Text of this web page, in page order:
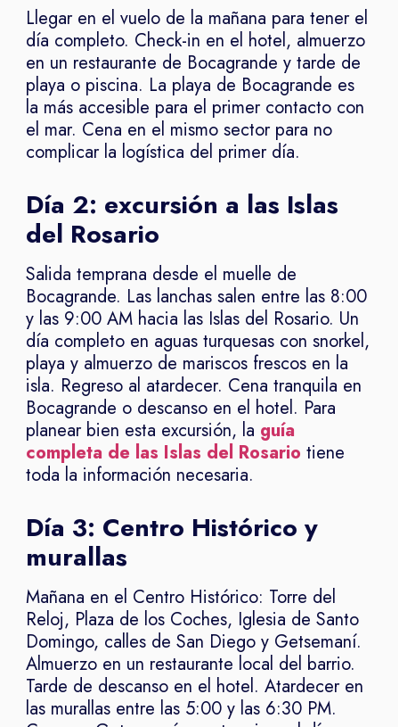
Llegar en el vuelo de la mañana para tener el
día completo. Check-in en el hotel, almuerzo
en un restaurante de Bocagrande y tarde de
playa o piscina. La playa de Bocagrande es
la más accesible para el primer contacto con
el mar. Cena en el mismo sector para no
complicar la logística del primer día.
Día 2: excursión a las Islas
del Rosario
Salida temprana desde el muelle de
Bocagrande. Las lanchas salen entre las 8:00
y las 9:00 AM hacia las Islas del Rosario. Un
día completo en aguas turquesas con snorkel,
playa y almuerzo de mariscos frescos en la
isla. Regreso al atardecer. Cena tranquila en
Bocagrande o descanso en el hotel. Para
planear bien esta excursión, la guía
completa de las Islas del Rosario tiene
toda la información necesaria.
Día 3: Centro Histórico y
murallas
Mañana en el Centro Histórico: Torre del
Reloj, Plaza de los Coches, Iglesia de Santo
Domingo, calles de San Diego y Getsemaní.
Almuerzo en un restaurante local del barrio.
Tarde de descanso en el hotel. Atardecer en
las murallas entre las 5:00 y las 6:30 PM.